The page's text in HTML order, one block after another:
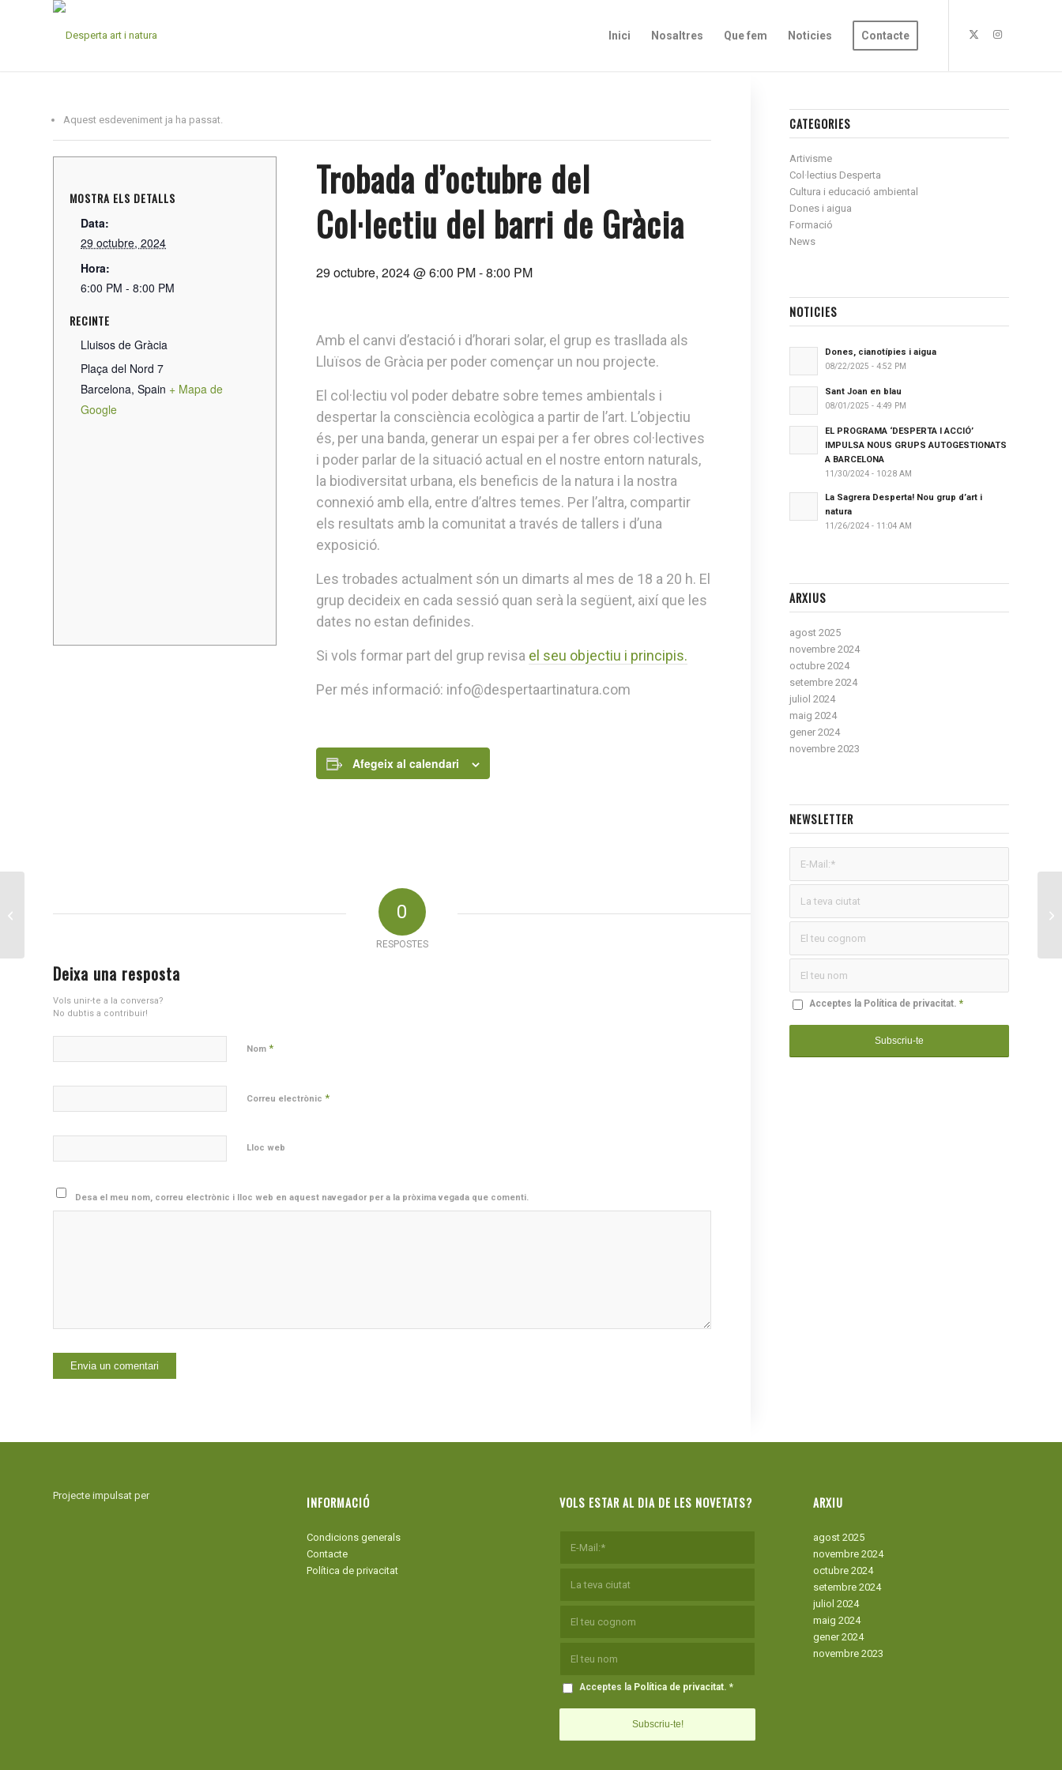
Inici Nosaltres Que fem Noticies Contacte
Aquest esdeveniment ja ha passat.
Trobada d’octubre del
Col·lectiu del barri de Gràcia
29 octubre, 2024 @ 6:00 PM-8:00 PM
Amb el canvi d’estació i d’horari solar, el grup es trasllada als
Lluïsos de Gràcia per poder començar un nou projecte.
El col·lectiu vol poder debatre sobre temes ambientals i
despertar la consciència ecològica a partir de l’art. L’objectiu
és, per una banda, generar un espai per a fer obres col·lectives
i poder parlar de la situació actual en el nostre entorn naturals,
la biodiversitat urbana, els beneficis de la natura i la nostra
connexió amb ella, entre d’altres temes. Per l’altra, compartir
els resultats amb la comunitat a través de tallers i d’una
exposició.
Les trobades actualment són un dimarts al mes de 18 a 20 h. El
grup decideix en cada sessió quan serà la següent, així que les
dates no estan definides.
Si vols formar part del grup revisa el seu objectiu i principis.
Per més informació: info@despertaartinatura.com
Afegeix al calendari
MOSTRA ELS DETALLS
Data:
29 octubre, 2024
Hora:
6:00 PM - 8:00 PM
RECINTE
Lluisos de Gràcia
Plaça del Nord 7
Barcelona, Spain + Mapa de
Google
0
RESPOSTES
Deixa una resposta
Vols unir-te a la conversa?
No dubtis a contribuir!
Nom *
Correu electrònic *
Lloc web
Desa el meu nom, correu electrònic i lloc web en aquest navegador per a la pròxima vegada que comenti.
CATEGORIES
Artivisme
Col·lectius Desperta
Cultura i educació ambiental
Dones i aigua
Formació
News
NOTICIES
Dones, cianotípies i aigua
08/22/2025 - 4:52 PM
Sant Joan en blau
08/01/2025 - 4:49 PM
EL PROGRAMA ‘DESPERTA I ACCIÓ’
IMPULSA NOUS GRUPS AUTOGESTIONATS
A BARCELONA
11/30/2024 - 10:28 AM
La Sagrera Desperta! Nou grup d’art i
natura
11/26/2024 - 11:04 AM
ARXIUS
agost 2025
novembre 2024
octubre 2024
setembre 2024
juliol 2024
maig 2024
gener 2024
novembre 2023
NEWSLETTER
Acceptes la Política de privacitat.*
Projecte impulsat per INFORMACIÓ
Condicions generals
Contacte
Política de privacitat
VOLS ESTAR AL DIA DE LES NOVETATS?
Acceptes la Política de privacitat.*
ARXIU
agost 2025
novembre 2024
octubre 2024
setembre 2024
juliol 2024
maig 2024
gener 2024
novembre 2023
Desperta i acció!